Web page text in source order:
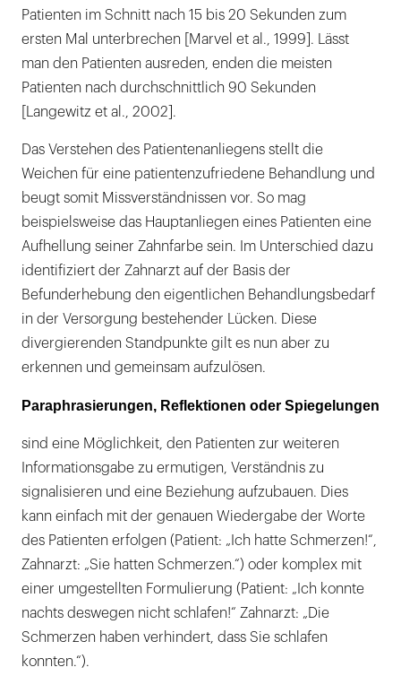
Patienten im Schnitt nach 15 bis 20 Sekunden zum
ersten Mal unterbrechen [Marvel et al., 1999]. Lässt
man den Patienten ausreden, enden die meisten
Patienten nach durchschnittlich 90 Sekunden
[Langewitz et al., 2002].
Das Verstehen des Patientenanliegens stellt die
Weichen für eine patientenzufriedene Behandlung und
beugt somit Missverständnissen vor. So mag
beispielsweise das Hauptanliegen eines Patienten eine
Aufhellung seiner Zahnfarbe sein. Im Unterschied dazu
identifiziert der Zahnarzt auf der Basis der
Befunderhebung den eigentlichen Behandlungsbedarf
in der Versorgung bestehender Lücken. Diese
divergierenden Standpunkte gilt es nun aber zu
erkennen und gemeinsam aufzulösen.
Paraphrasierungen, Reflektionen oder Spiegelungen
sind eine Möglichkeit, den Patienten zur weiteren
Informationsgabe zu ermutigen, Verständnis zu
signalisieren und eine Beziehung aufzubauen. Dies
kann einfach mit der genauen Wiedergabe der Worte
des Patienten erfolgen (Patient: „Ich hatte Schmerzen!“,
Zahnarzt: „Sie hatten Schmerzen.“) oder komplex mit
einer umgestellten Formulierung (Patient: „Ich konnte
nachts deswegen nicht schlafen!“ Zahnarzt: „Die
Schmerzen haben verhindert, dass Sie schlafen
konnten.“).